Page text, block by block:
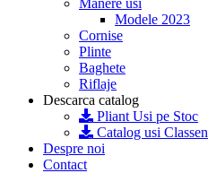
Manere usi
Modele 2023
Cornise
Plinte
Baghete
Riflaje
Descarca catalog
Pliant Usi pe Stoc
Catalog usi Classen
Despre noi
Contact